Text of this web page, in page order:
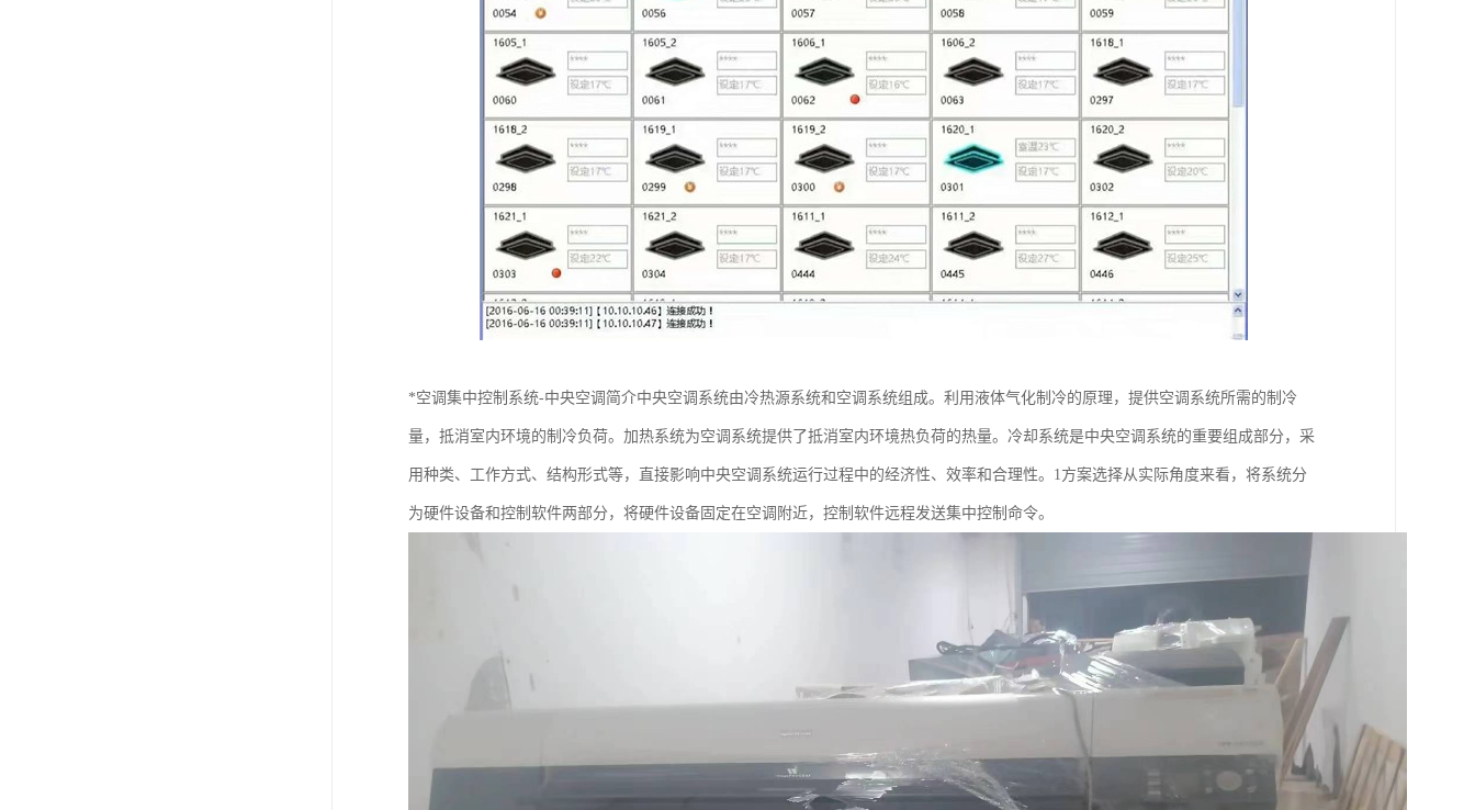
*空调集中控制系统-中央空调简介中央空调系统由冷热源系统和空调系统组成。利用液体气化制冷的原理，提供空调系统所需的制冷
量，抵消室内环境的制冷负荷。加热系统为空调系统提供了抵消室内环境热负荷的热量。冷却系统是中央空调系统的重要组成部分，采
用种类、工作方式、结构形式等，直接影响中央空调系统运行过程中的经济性、效率和合理性。1方案选择从实际角度来看，将系统分
为硬件设备和控制软件两部分，将硬件设备固定在空调附近，控制软件远程发送集中控制命令。